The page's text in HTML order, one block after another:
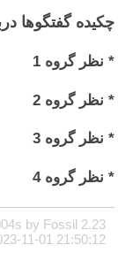
چکیده گفتگوها
* نظر گروه 1
* نظر گروه 2
* نظر گروه 3
* نظر گروه 4
by Fossil 2.23
11-01 21:50:12